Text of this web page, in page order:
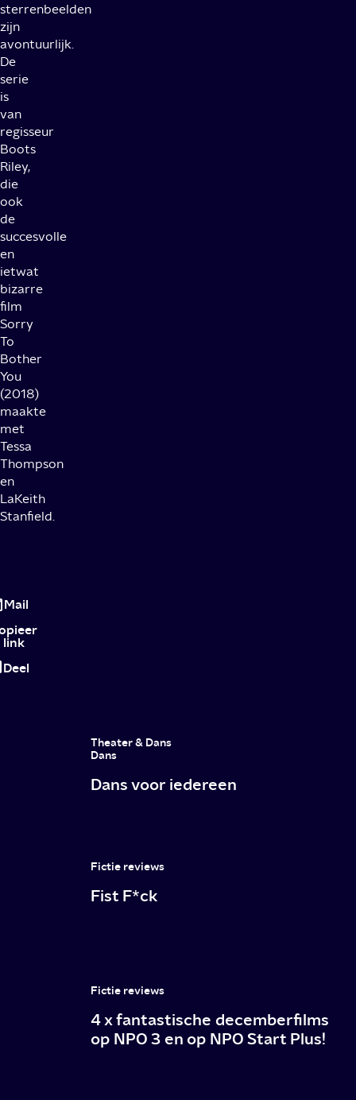
sterrenbeelden
zijn
avontuurlijk.
De
serie
is
van
regisseur
Boots
Riley,
die
ook
de
succesvolle
en
ietwat
bizarre
film
Sorry
To
Bother
You
(2018)
maakte
met
Tessa
Thompson
en
LaKeith
Stanfield.
series
om
in
de
Mail
link
Deel
Theater & Dans
Dans
Dans voor iedereen
Fictie reviews
Fist F*ck
Fictie reviews
4 x fantastische decemberfilms
op NPO 3 en op NPO Start Plus!